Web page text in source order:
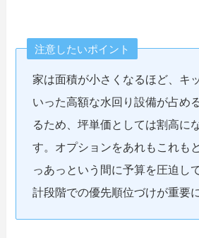
注意したいポイント
家は面積が小さくなるほど、キ
いった高額な水回り設備が占め
るため、坪単価としては割高に
す。オプションをあれもこれも
っあっという間に予算を圧迫し
計段階での優先順位づけが重要